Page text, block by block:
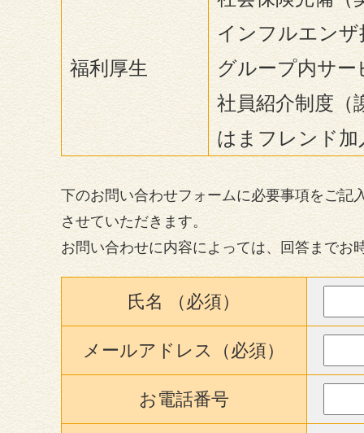
福利厚生
インフルエンザ
グループ内サー
社員紹介制度（
はまフレンド加
下のお問い合わせフォームに必要事項をご記
させていただきます。
お問い合わせに内容によっては、回答までお
氏名 （必須）
メールアドレス（必須）
お電話番号